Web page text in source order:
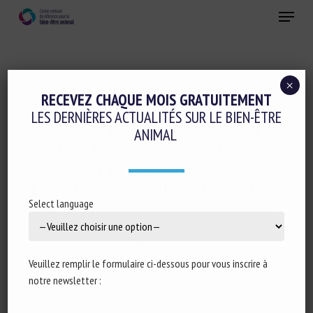
Menu
Evaluation du bien-être animal et Etiquetage
DEVELOPMENT OF A DATA-DRIVEN
WELFARE IN THE MOST COMMON
THE SMART ANIMAL HEALTH PROJECT
RECEVEZ CHAQUE MOIS GRATUITEMENT
LES DERNIÈRES ACTUALITÉS SUR LE BIEN-ÊTRE
ANIMAL
Select language
Veuillez remplir le formulaire ci-dessous pour vous inscrire à
notre newsletter :
×